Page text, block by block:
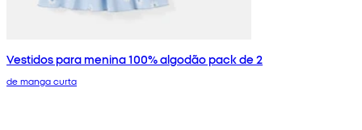
Vestidos para menina 100% algodão pack de 2
de manga curta